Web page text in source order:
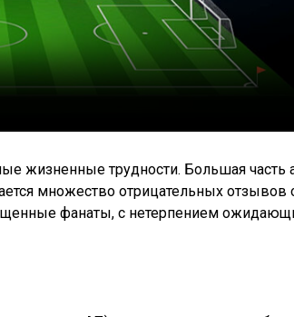
жизненные трудности. Большая часть
множество отрицательных отзывов
фанаты, с нетерпением